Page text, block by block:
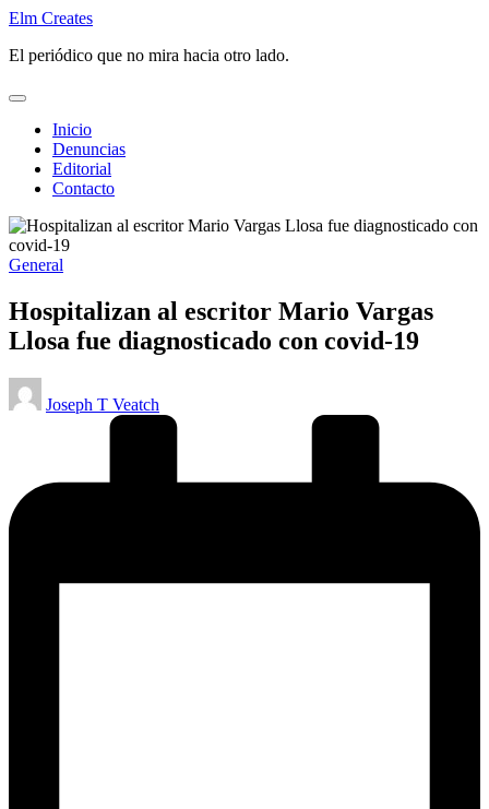
Saltar
contenido
Elm Creates
El periódico que no mira hacia otro lado.
Inicio
Denuncias
Editorial
Contacto
Publicado
General
Hospitalizan al escritor Mario Vargas
Llosa fue diagnosticado con covid-19
Publicado
por
Joseph T Veatch